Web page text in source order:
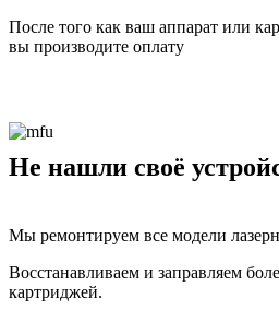
После того как ваш аппарат или
вы производите оплату
Не нашли своё
Мы ремонтируем все модели
Восстанавливаем и заправляем
картриджей.